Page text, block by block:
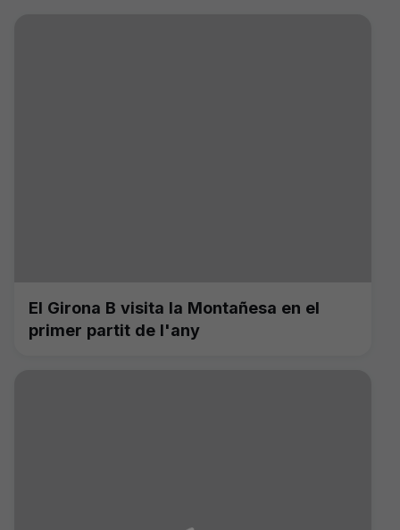
El Girona B visita la Montañesa en el
primer partit de l'any